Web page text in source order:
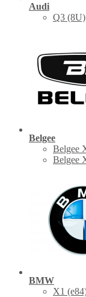
Audi
Q3 (8U)
Belgee
Belgee
Belgee
BMW
X1